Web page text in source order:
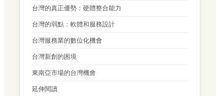
台灣的真正優勢：硬體整合能力
台灣的弱點：軟體和服務設計
台灣服務業的數位化機會
台灣新創的困境
東南亞市場的台灣機會
延伸閱讀